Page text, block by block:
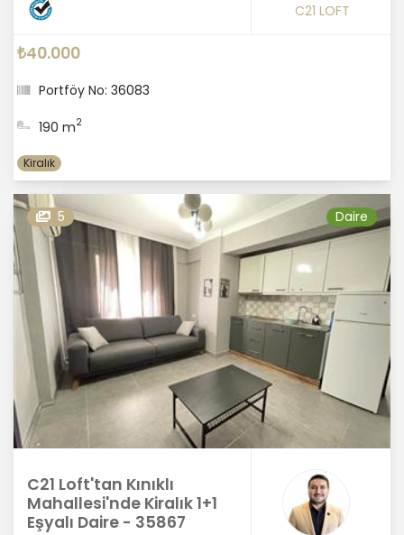
C21 LOFT
₺40.000
Portföy No: 36083
190 m2
Kiralık
5 Daire
C21 Loft'tan Kınıklı
Mahallesi'nde Kiralık 1+1
Eşyalı Daire - 35867